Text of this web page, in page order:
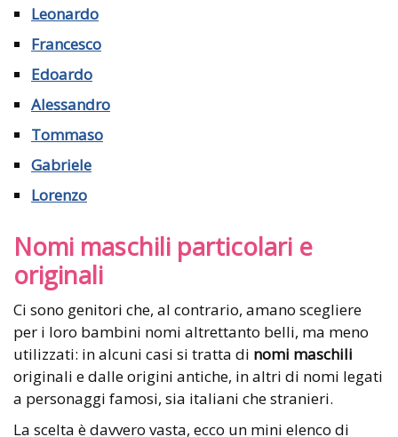
Leonardo
Francesco
Edoardo
Alessandro
Tommaso
Gabriele
Lorenzo
Nomi maschili particolari e
originali
Ci sono genitori che, al contrario, amano scegliere
per i loro bambini nomi altrettanto belli, ma meno
utilizzati: in alcuni casi si tratta di nomi maschili
originali e dalle origini antiche, in altri di nomi legati
a personaggi famosi, sia italiani che stranieri.
La scelta è davvero vasta, ecco un mini elenco di